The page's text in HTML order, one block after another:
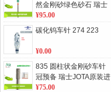
然金刚砂绿色砂石 瑞士
JOTA原装进口 1支/盒 单
位：盒
¥95.00
碳化钨车针 274 223
¥0.00
835 圆柱状金刚砂车针
冠预备 瑞士JOTA原装进
口 5支/板 单位：板
¥75.00